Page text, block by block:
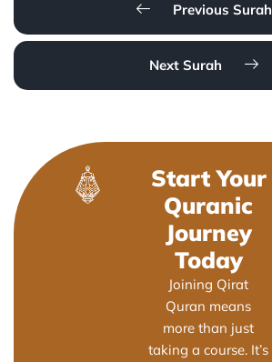
Previous Surah
Next Surah
Start Your
Quranic
Journey
Today
Joining Qirat
Quran means
more than just
taking a course. It’s